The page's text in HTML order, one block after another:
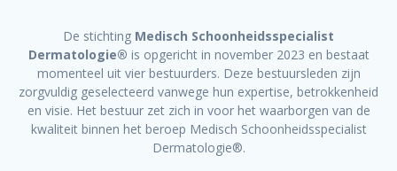
De stichting Medisch Schoonheidsspecialist
Dermatologie® is opgericht in november 2023 en bestaat
momenteel uit vier bestuurders. Deze bestuursleden zijn
zorgvuldig geselecteerd vanwege hun expertise, betrokkenheid
en visie. Het bestuur zet zich in voor het waarborgen van de
kwaliteit binnen het beroep Medisch Schoonheidsspecialist
Dermatologie®.